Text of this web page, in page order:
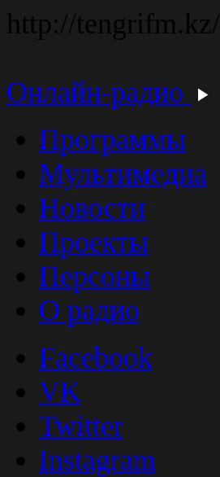
http://tengrifm.kz/
Онлайн-радио
Программы
Мультимедиа
Новости
Проекты
Персоны
О радио
Facebook
VK
Twitter
Instagram